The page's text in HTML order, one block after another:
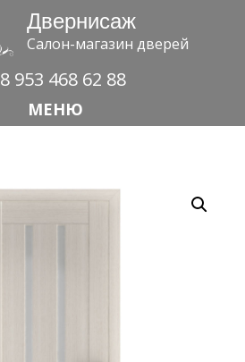
Двернисаж
Салон-магазин дверей
8 953 468 62 88
МЕНЮ